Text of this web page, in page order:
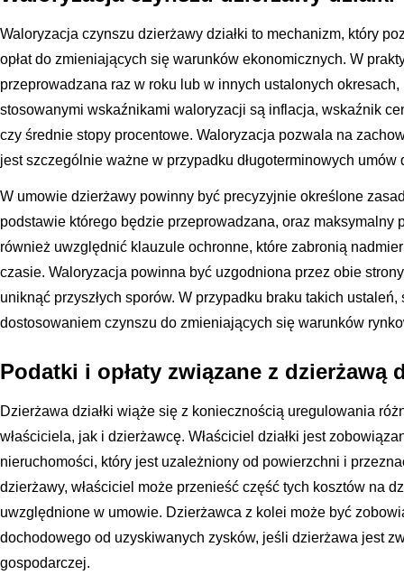
Waloryzacja czynszu dzierżawy działki to mechanizm, który
opłat do zmieniających się warunków ekonomicznych. W
przeprowadzana raz w roku lub w innych ustalonych
stosowanymi wskaźnikami waloryzacji są inflacja, wskaźnik
czy średnie stopy procentowe. Waloryzacja pozwala na
jest szczególnie ważne w przypadku długoterminowych umów
W umowie dzierżawy powinny być precyzyjnie określone
podstawie którego będzie przeprowadzana, oraz maksymalny
również uwzględnić klauzule ochronne, które zabronią
czasie. Waloryzacja powinna być uzgodniona przez obie
uniknąć przyszłych sporów. W przypadku braku takich
dostosowaniem czynszu do zmieniających się warunków
Podatki i opłaty związane z dzierżawą
Dzierżawa działki wiąże się z koniecznością uregulowania
właściciela, jak i dzierżawcę. Właściciel działki jest
nieruchomości, który jest uzależniony od powierzchni i
dzierżawy, właściciel może przenieść część tych kosztów na
uwzględnione w umowie. Dzierżawca z kolei może być
dochodowego od uzyskiwanych zysków, jeśli dzierżawa jest
gospodarczej.